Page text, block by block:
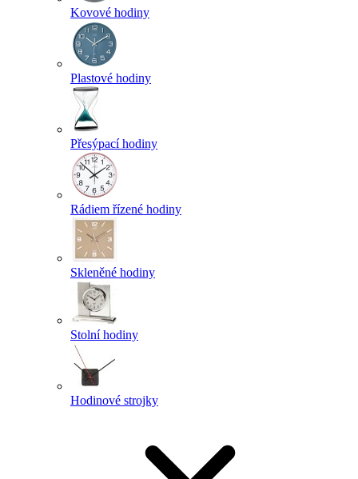
Kovové hodiny
Plastové hodiny
Přesýpací hodiny
Rádiem řízené hodiny
Skleněné hodiny
Stolní hodiny
Hodinové strojky